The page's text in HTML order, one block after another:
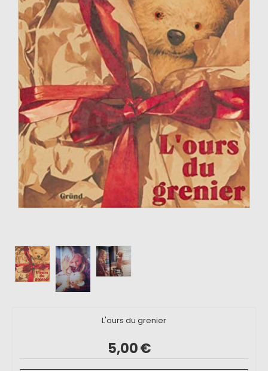
L'ours du grenier
5,00€